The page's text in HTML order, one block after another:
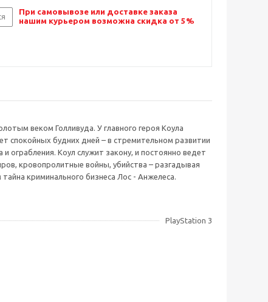
При самовывозе или доставке заказа
нашим курьером возможна скидка от 5%
веком Голливуда. У главного героя Коула
спокойных будних дней – в стремительном развитии
ограбления. Коул служит закону, и постоянно ведет
кровопролитные войны, убийства – разгадывая
криминального бизнеса Лос - Анжелеса.
PlayStation 3